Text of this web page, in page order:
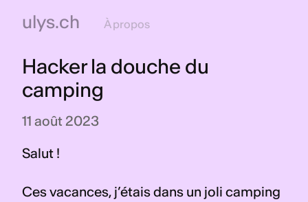
ulys.ch À propos
Hacker la douche du
camping
11 août 2023
Salut !
Ces vacances, j’étais dans un joli camping